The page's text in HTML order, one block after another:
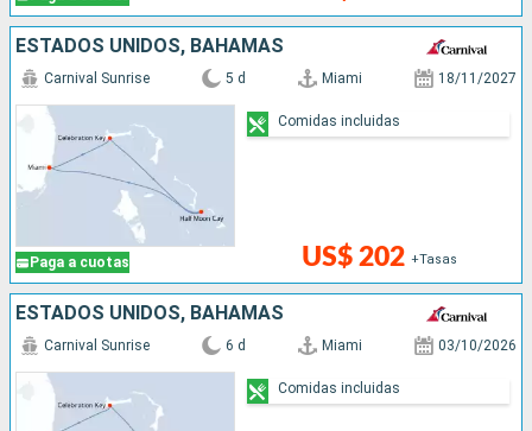
ESTADOS UNIDOS, BAHAMAS
Paga a cuotas
Carnival Sunrise 5 d Miami 18/11/2027
US$ 202 +Tasas
Comidas incluidas
ESTADOS UNIDOS, BAHAMAS
Carnival Sunrise 6 d Miami 03/10/2026
Comidas incluidas